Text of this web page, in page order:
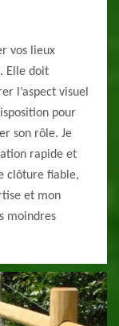
vos lieux
Elle doit
l’aspect visuel
pour
son rôle. Je
rapide et
clôture fiable,
et mon
moindres